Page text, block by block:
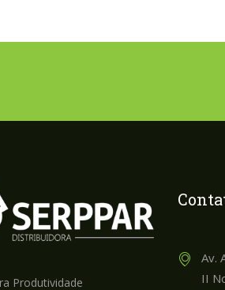
Produtividade
Av.
II